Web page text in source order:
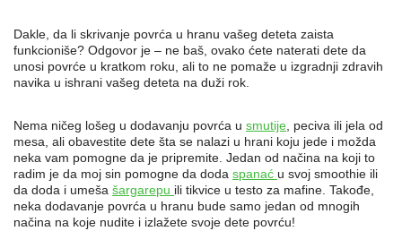
Dakle, da li skrivanje povrća u hranu vašeg deteta zaista
funkcioniše? Odgovor je – ne baš, ovako ćete naterati dete da
unosi povrće u kratkom roku, ali to ne pomaže u izgradnji zdravih
navika u ishrani vašeg deteta na duži rok.
Nema ničeg lošeg u dodavanju povrća u smutije, peciva ili jela od
mesa, ali obavestite dete šta se nalazi u hrani koju jede i možda
neka vam pomogne da je pripremite. Jedan od načina na koji to
radim je da moj sin pomogne da doda spanać u svoj smoothie ili
da doda i umeša šargarepu ili tikvice u testo za mafine. Takođe,
neka dodavanje povrća u hranu bude samo jedan od mnogih
načina na koje nudite i izlažete svoje dete povrću!